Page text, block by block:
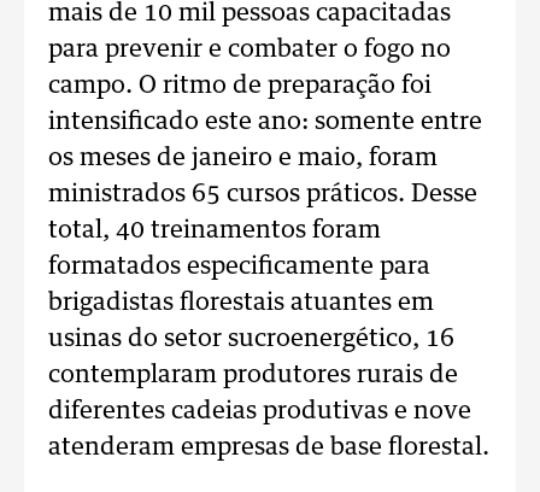
mais de 10 mil pessoas capacitadas
para prevenir e combater o fogo no
campo. O ritmo de preparação foi
intensificado este ano: somente entre
os meses de janeiro e maio, foram
ministrados 65 cursos práticos. Desse
total, 40 treinamentos foram
formatados especificamente para
brigadistas florestais atuantes em
usinas do setor sucroenergético, 16
contemplaram produtores rurais de
diferentes cadeias produtivas e nove
atenderam empresas de base florestal.